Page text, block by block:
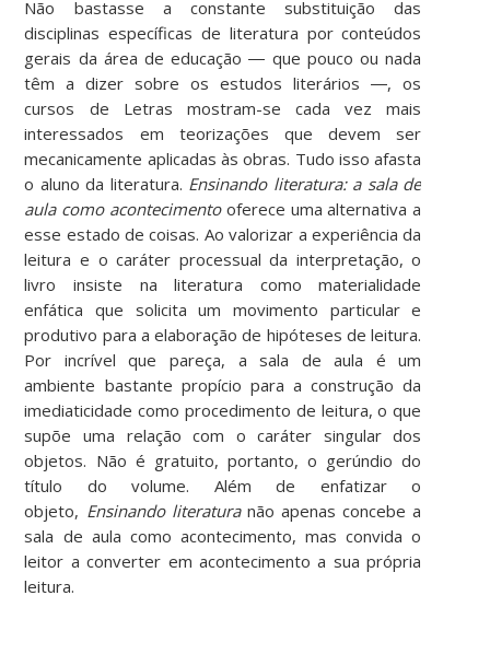
Não bastasse a constante substituição das
disciplinas específicas de literatura por conteúdos
gerais da área de educação ― que pouco ou nada
têm a dizer sobre os estudos literários ―, os
cursos de Letras mostram-se cada vez mais
interessados em teorizações que devem ser
mecanicamente aplicadas às obras. Tudo isso afasta
o aluno da literatura. Ensinando literatura: a sala de
aula como acontecimentooferece uma alternativa a
esse estado de coisas. Ao valorizar a experiência da
leitura e o caráter processual da interpretação, o
livro insiste na literatura como materialidade
enfática que solicita um movimento particular e
produtivo para a elaboração de hipóteses de leitura.
Por incrível que pareça, a sala de aula é um
ambiente bastante propício para a construção da
imediaticidade como procedimento de leitura, o que
supõe uma relação com o caráter singular dos
objetos. Não é gratuito, portanto, o gerúndio do
título do volume. Além de enfatizar o
objeto, Ensinando literatura não apenas concebe a
sala de aula como acontecimento, mas convida o
leitor a converter em acontecimento a sua própria
leitura.